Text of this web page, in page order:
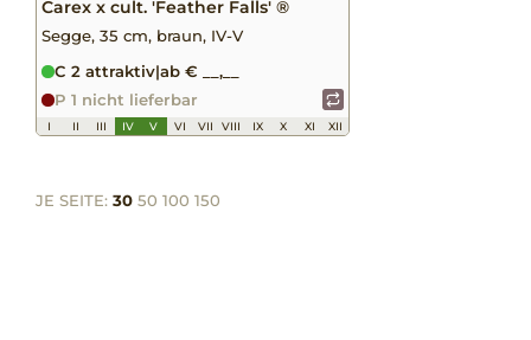
Carex x cult. 'Feather Falls' ®
Segge, 35 cm, braun, IV-V
C 2 attraktiv|ab € __,__
P 1 nicht lieferbar
I II III IV V VI VII VIII IX X XI XII
JE SEITE: 30 50 100 150